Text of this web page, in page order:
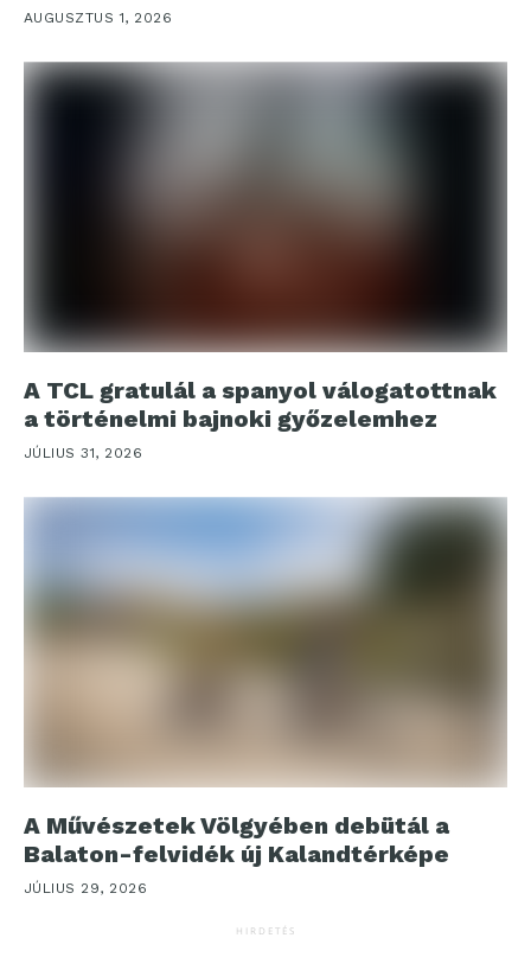
AUGUSZTUS 1, 2026
A TCL gratulál a spanyol válogatottnak
a történelmi bajnoki győzelemhez
JÚLIUS 31, 2026
A Művészetek Völgyében debütál a
Balaton-felvidék új Kalandtérképe
JÚLIUS 29, 2026
HIRDETÉS